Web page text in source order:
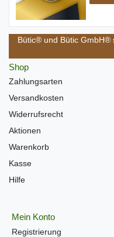
Bütic® und Bütic GmbH®
Shop
Zahlungsarten
Versandkosten
Widerrufsrecht
Aktionen
Warenkorb
Kasse
Hilfe
Mein Konto
Registrierung